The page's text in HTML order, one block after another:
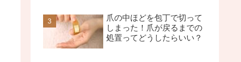
爪の中ほどを包丁で切って
しまった！爪が戻るまでの
処置ってどうしたらいい？